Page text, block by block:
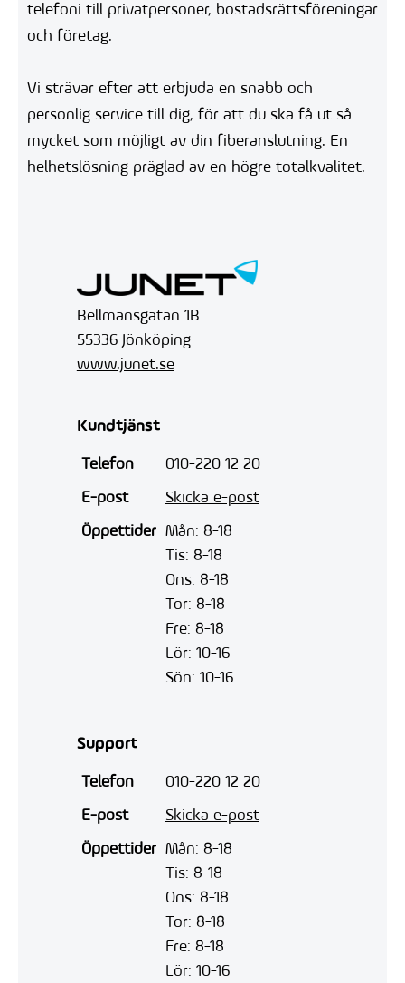
telefoni till privatpersoner, bostadsrättsföreningar
och företag.
Vi strävar efter att erbjuda en snabb och
personlig service till dig, för att du ska få ut så
mycket som möjligt av din fiberanslutning. En
helhetslösning präglad av en högre totalkvalitet.
Bellmansgatan 1B
55336 Jönköping
www.junet.se
Kundtjänst
Telefon
010-220 12 20
E-post
Skicka e-post
Öppettider Mån: 8-18
Tis: 8-18
Ons: 8-18
Tor: 8-18
Fre: 8-18
Lör: 10-16
Sön: 10-16
Support
Telefon
010-220 12 20
E-post
Skicka e-post
Öppettider Mån: 8-18
Tis: 8-18
Ons: 8-18
Tor: 8-18
Fre: 8-18
Lör: 10-16